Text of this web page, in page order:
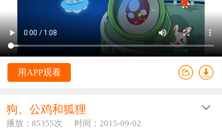
用APP观看
狗、公鸡和狐狸
播放：85355次
时间：2015-09-02